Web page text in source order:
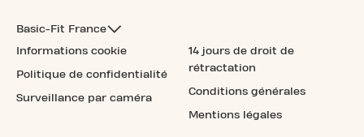
Basic-Fit France
Informations cookie
Politique de confidentialité
Surveillance par caméra
14 jours de droit de
rétractation
Conditions générales
Mentions légales